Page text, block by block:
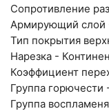
Написать в
Написать в
Написать на
Сопротивление
Армирующий слой
Тип покрытия
Нарезка -
Коэффициент
Группа горючести
Группа